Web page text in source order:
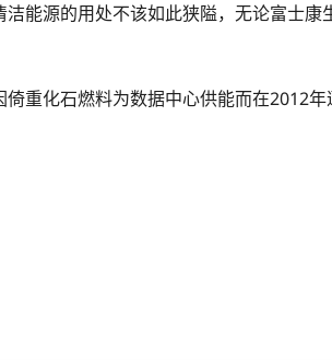
能源的用处不该如此狭隘，无论富士
重化石燃料为数据中心供能而在2012年